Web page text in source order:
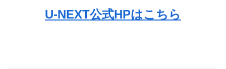
U-NEXT公式HPはこちら